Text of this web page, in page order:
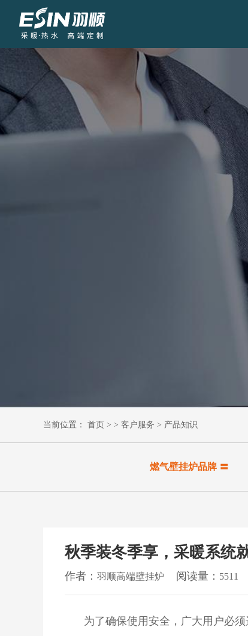
华东地区
羽顺简介
当前位置： 首页 > > 客户服务 > 产品知识
燃气壁挂炉品牌 〓
秋季装冬季享，采暖系统
作者： 羽顺高端壁挂炉 阅读量： 5511
为了确保使用安全，广大用户必